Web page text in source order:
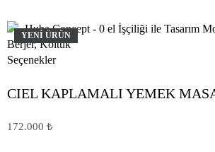
YENİ ÜRÜN
Seçenekler
CIEL KAPLAMALI YEMEK
172.000 ₺